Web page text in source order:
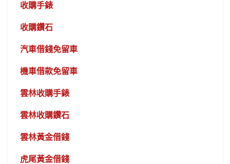
收購手錶
收購鑽石
汽車借錢免留車
機車借款免留車
雲林收購手錶
雲林收購鑽石
雲林黃金借錢
虎尾黃金借錢